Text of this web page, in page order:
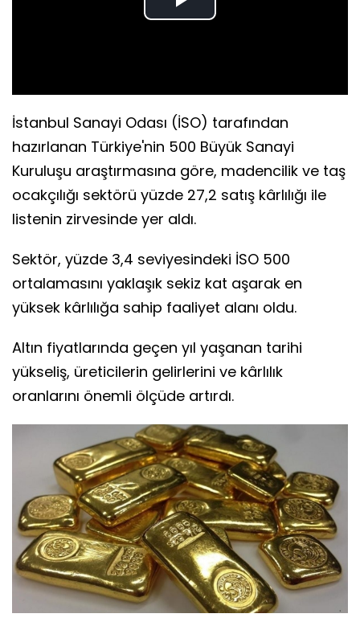
Play
İstanbul Sanayi Odası (İSO) tarafından
hazırlanan Türkiye'nin 500 Büyük Sanayi
Kuruluşu araştırmasına göre, madencilik ve taş
ocakçılığı sektörü yüzde 27,2 satış kârlılığı ile
listenin zirvesinde yer aldı.
Sektör, yüzde 3,4 seviyesindeki İSO 500
ortalamasını yaklaşık sekiz kat aşarak en
yüksek kârlılığa sahip faaliyet alanı oldu.
Altın fiyatlarında geçen yıl yaşanan tarihi
yükseliş, üreticilerin gelirlerini ve kârlılık
oranlarını önemli ölçüde artırdı.